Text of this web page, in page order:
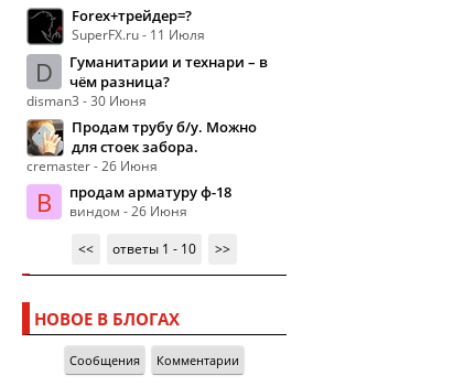
Forex+трейдер=?
SuperFX.ru - 11 Июля
D
Гуманитарии и технари – в
чём разница?
disman3 - 30 Июня
Продам трубу б/у. Можно
для стоек забора.
cremaster - 26 Июня
В продам арматуру ф-18
виндом - 26 Июня
<<
ответы 1 - 10 >>
НОВОЕ В БЛОГАХ
Сообщения Комментарии